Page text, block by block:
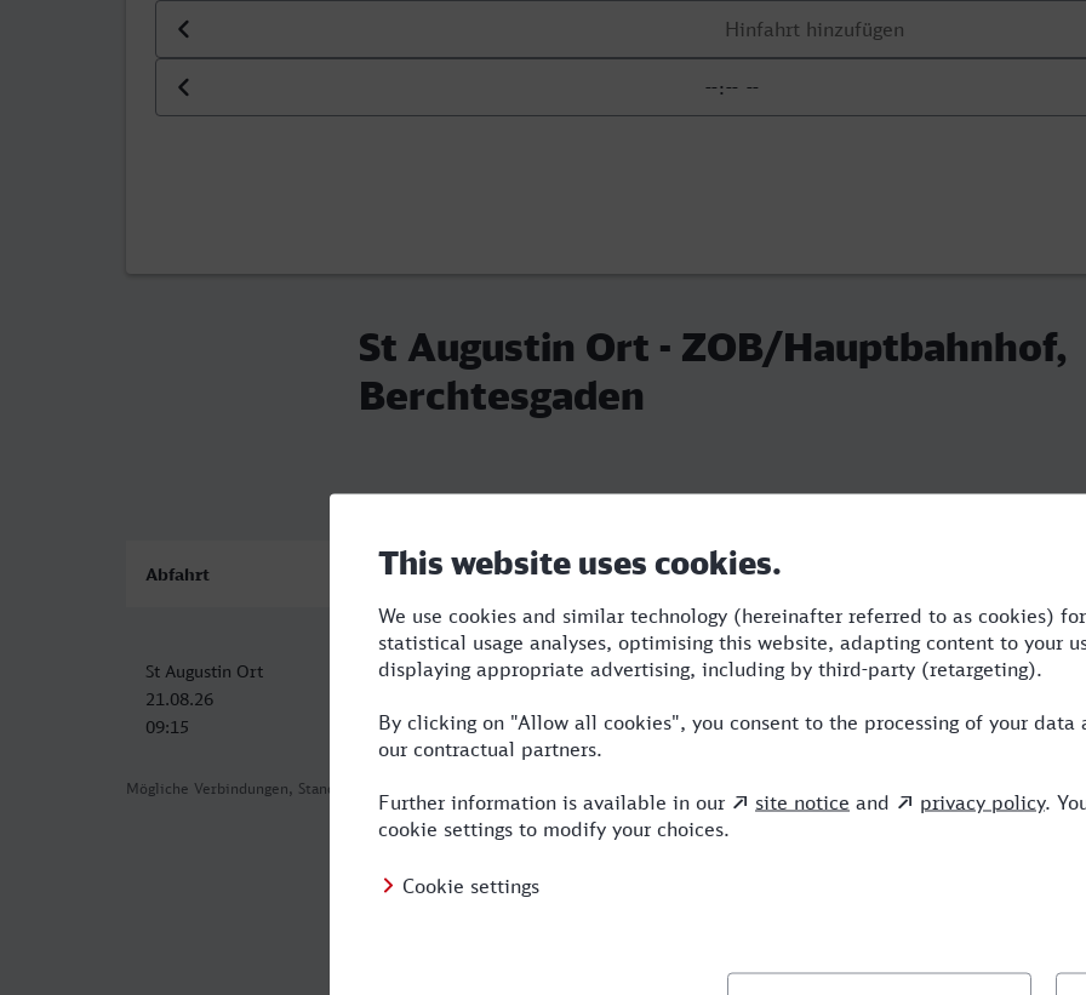
Datum der Hinfahrt
Uhrzeit der Hinfahrt
St Augustin Ort - ZOB/Hauptbahnhof,
Berchtesgaden
Mögliche Verbindungen, Stand: 2026-08-07 02:54
Abfahrt Ankunft Dauer
St Augustin Ort
21.08.26
09:15
ZOB/Hauptbahnhof, Berchtesgaden
17:01
7:46 5